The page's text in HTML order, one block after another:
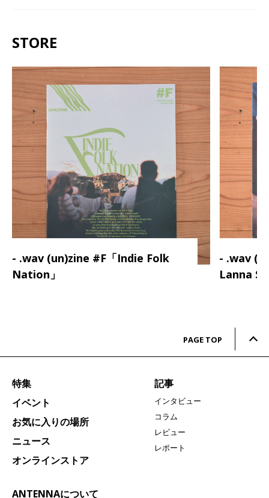
STORE
- .wav (un)zine #F「Indie Folk
Nation」
- .wav
Lanna
PAGE TOP
特集
イベント
お気に入りの場所
ニュース
オンラインストア
ANTENNAについて
記事
インタビュー
コラム
レビュー
レポート